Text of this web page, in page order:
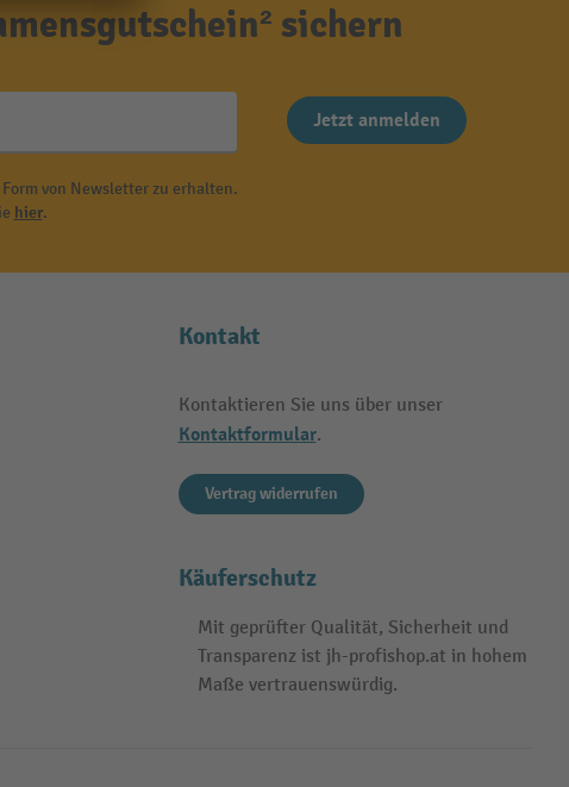
sichern
Jetzt anmelden
von Newsletter zu erhalten.
hier.
Kontakt
Kontaktieren Sie uns über unser
Kontaktformular.
Vertrag widerrufen
Käuferschutz
Mit geprüfter Qualität, Sicherheit und
Transparenz ist jh-profishop.at in hohem
Maße vertrauenswürdig.